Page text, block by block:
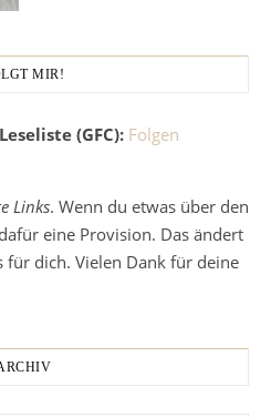
MIR!
(GFC): Folgen
Links. Wenn du etwas über den
eine Provision. Das ändert
für dich. Vielen Dank für deine